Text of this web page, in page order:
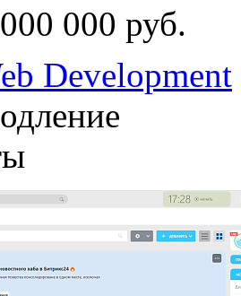
000 руб.
Development